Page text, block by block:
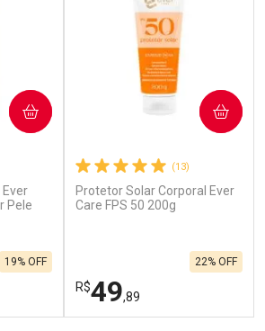
Pele
19% OFF
(13)
Protetor Solar Corporal Ever
Care FPS 50 200g
R$49,89
22% OFF
COMPRAR